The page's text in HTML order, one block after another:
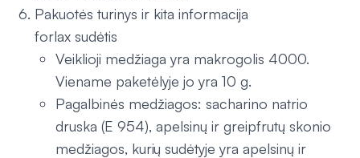
Pakuotės turinys ir kita informacija
forlax sudėtis
Veiklioji medžiaga yra makrogolis 4000.
Viename paketėlyje jo yra 10 g.
Pagalbinės medžiagos: sacharino natrio
druska (E 954), apelsinų ir greipfrutų skonio
medžiagos, kurių sudėtyje yra apelsinų ir